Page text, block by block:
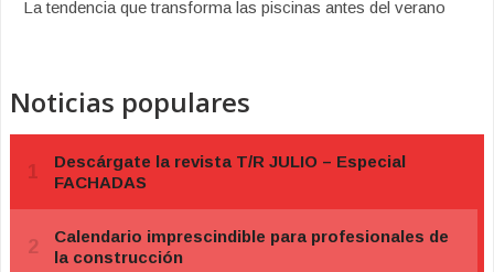
La tendencia que transforma las piscinas antes del verano
Noticias populares